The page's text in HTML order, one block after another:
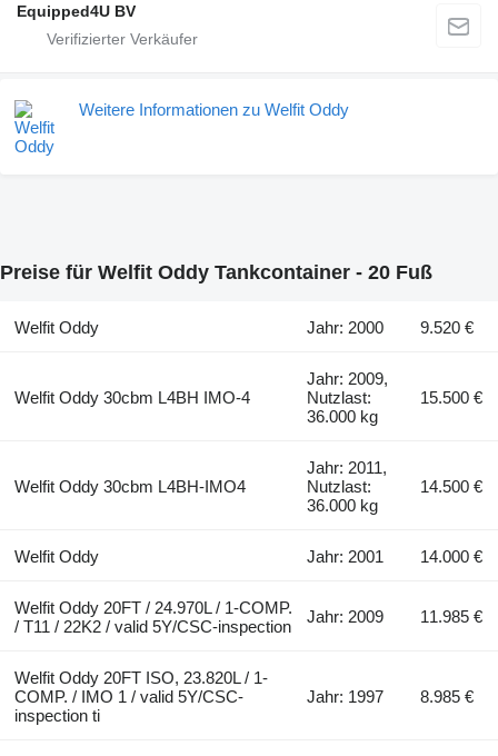
Equipped4U BV
Weitere Informationen zu Welfit Oddy
Preise für Welfit Oddy Tankcontainer - 20 Fuß
Welfit Oddy Jahr: 2000 9.520 €
Welfit Oddy 30cbm L4BH IMO-4
Jahr: 2009,
Nutzlast:
36.000 kg
15.500 €
Welfit Oddy 30cbm L4BH-IMO4
Jahr: 2011,
Nutzlast:
36.000 kg
14.500 €
Welfit Oddy Jahr: 2001 14.000 €
Welfit Oddy 20FT / 24.970L / 1-COMP.
/ T11 / 22K2 / valid 5Y/CSC-inspection
Jahr: 2009 11.985 €
Welfit Oddy 20FT ISO, 23.820L / 1-
COMP. / IMO 1 / valid 5Y/CSC-
inspection ti
Jahr: 1997 8.985 €